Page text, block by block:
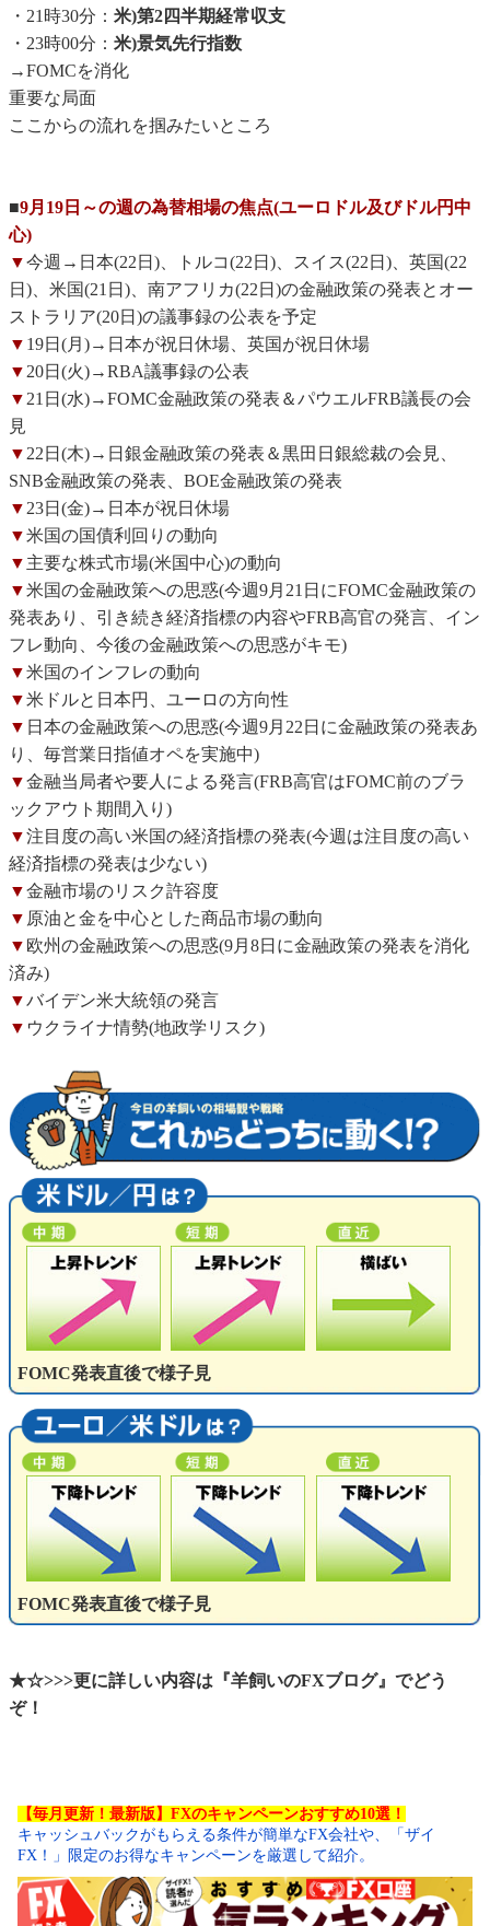
・21時30分： 米)第2四半期経常収支
・23時00分： 米)景気先行指数
→FOMCを消化
重要な局面
ここからの流れを掴みたいところ
■9月19日～の週の為替相場の焦点(ユーロドル及びドル円中
心)
▼今週→日本(22日)、トルコ(22日)、スイス(22日)、英国(22
日)、米国(21日)、南アフリカ(22日)の金融政策の発表とオー
ストラリア(20日)の議事録の公表を予定
▼ 19日(月)→日本が祝日休場、英国が祝日休場
▼20日(火)→RBA議事録の公表
▼21日(水)→FOMC金融政策の発表＆パウエルFRB議長の会
見
▼22日(木)→日銀金融政策の発表＆黒田日銀総裁の会見、
SNB金融政策の発表、BOE金融政策の発表
▼23日(金)→日本が祝日休場
▼米国の国債利回りの動向
▼ 主要な株式市場(米国中心)の動向
▼米国の金融政策への思惑(今週9月21日にFOMC金融政策の
発表あり、引き続き経済指標の内容やFRB高官の発言、イン
フレ動向、今後の金融政策への思惑がキモ)
▼米国のインフレの動向
▼米ドルと日本円、ユーロの方向性
▼ 日本の金融政策への思惑(今週9月22日に金融政策の発表あ
り、毎営業日指値オペを実施中)
▼金融当局者や要人による発言(FRB高官はFOMC前のブラ
ックアウト期間入り)
▼注目度の高い米国の経済指標の発表(今週は注目度の高い
経済指標の発表は少ない)
▼金融市場のリスク許容度
▼ 原油と金を中心とした商品市場の動向
▼ 欧州の金融政策への思惑(9月8日に金融政策の発表を消化
済み)
▼バイデン米大統領の発言
▼ ウクライナ情勢(地政学リスク)
FOMC発表直後で様子見
FOMC発表直後で様子見
★☆>>>更に詳しい内容は『羊飼いのFXブログ』でどう
ぞ！
【毎月更新！最新版】FXのキャンペーンおすすめ10選！
キャッシュバックがもらえる条件が簡単なFX会社や、「ザイ
FX！」限定のお得なキャンペーンを厳選して紹介。